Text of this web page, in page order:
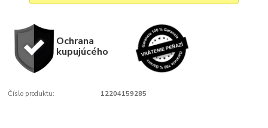
Ochrana
kupujúcého
Číslo produktu: 12204159285